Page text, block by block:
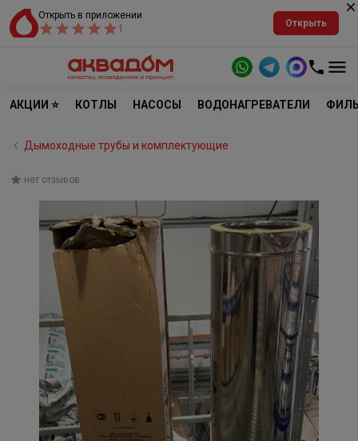
Открыть в приложении
1
Открыть
АКЦИИ ⭐ КОТЛЫ НАСОСЫ ВОДОНАГРЕВАТЕЛИ
Дымоходные трубы и комплектующие
нет отзывов